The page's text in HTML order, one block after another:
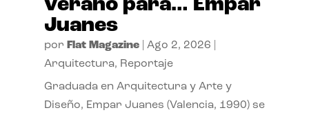
verano para… Empar
Juanes
por Flat Magazine| Ago 2, 2026
Arquitectura, Reportaje
Graduada en Arquitectura y Arte y
Diseño, Empar Juanes (Valencia, 1990) se